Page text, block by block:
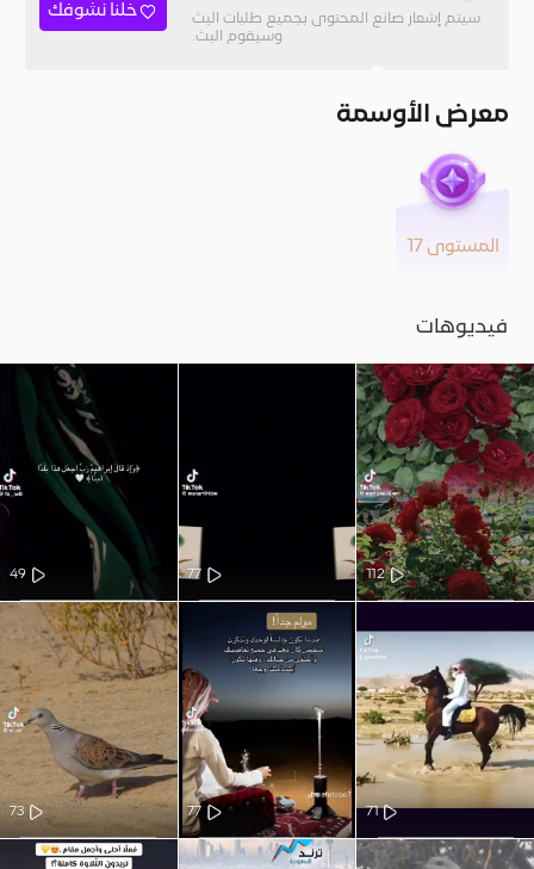
سيتم إشعار صانع المحتوى بجميع طلبات البث
وسيقوم البث.
خلنا نشوفك
معرض الأوسمة
المستوى 17
فيديوهات
112
77
49
71
77
73